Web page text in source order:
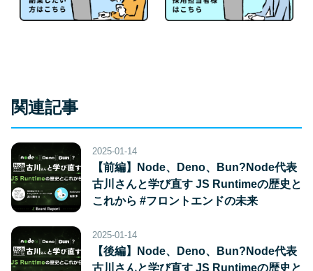
関連記事
2025-01-14
【前編】Node、Deno、Bun?Node代表
古川さんと学び直す JS Runtimeの歴史と
これから #フロントエンドの未来
2025-01-14
【後編】Node、Deno、Bun?Node代表
古川さんと学び直す JS Runtimeの歴史と